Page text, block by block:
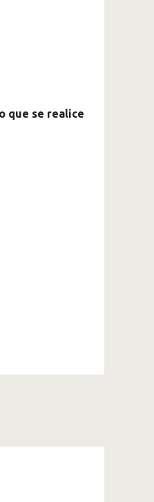
que se realice